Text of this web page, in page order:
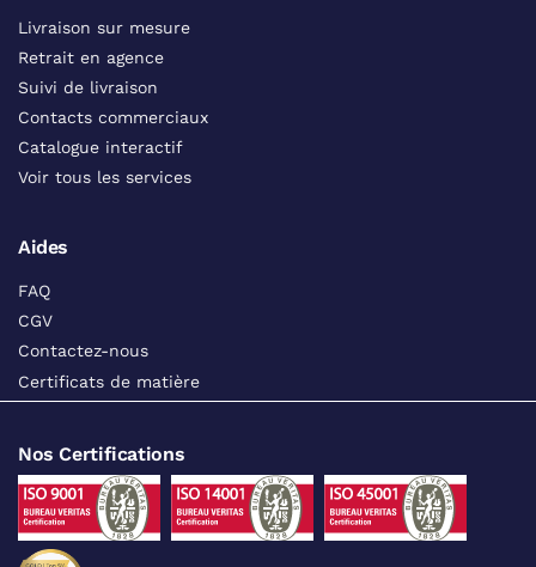
Livraison sur mesure
Retrait en agence
Suivi de livraison
Contacts commerciaux
Catalogue interactif
Voir tous les services
Aides
FAQ
CGV
Contactez-nous
Certificats de matière
Nos Certifications